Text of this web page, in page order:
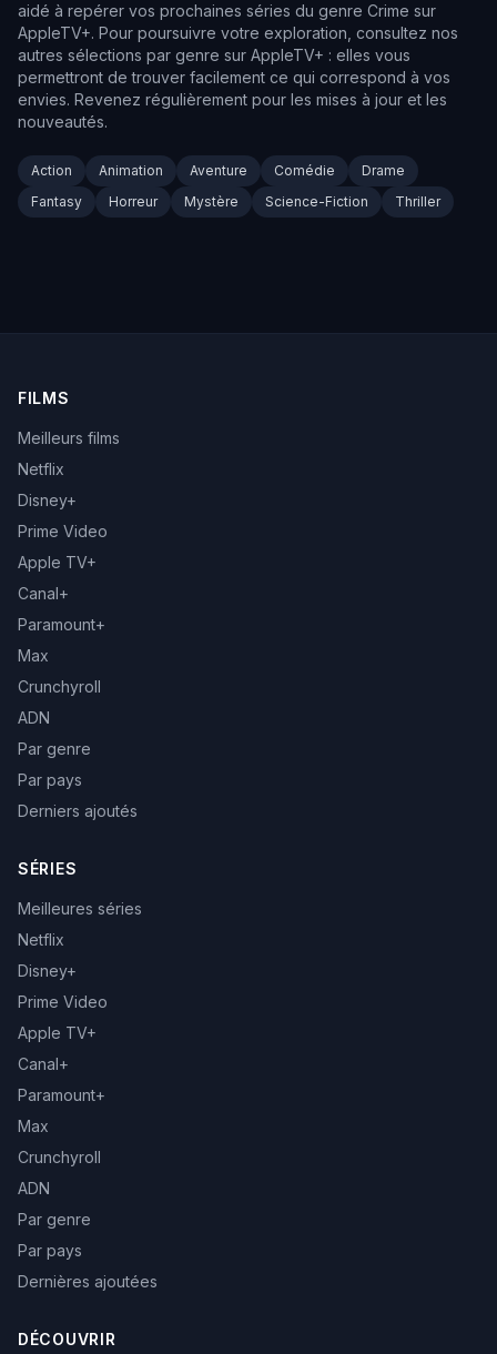
aidé à repérer vos prochaines séries du genre Crime sur
AppleTV+. Pour poursuivre votre exploration, consultez nos
autres sélections par genre sur AppleTV+ : elles vous
permettront de trouver facilement ce qui correspond à vos
envies. Revenez régulièrement pour les mises à jour et les
nouveautés.
Action Animation Aventure Comédie
Drame
Fantasy
Horreur Mystère Science-Fiction Thriller
FILMS
Meilleurs films
Netflix
Disney+
Prime Video
Apple TV+
Canal+
Paramount+
Max
Crunchyroll
ADN
Par genre
Par pays
Derniers ajoutés
SÉRIES
Meilleures séries
Netflix
Disney+
Prime Video
Apple TV+
Canal+
Paramount+
Max
Crunchyroll
ADN
Par genre
Par pays
Dernières ajoutées
DÉCOUVRIR